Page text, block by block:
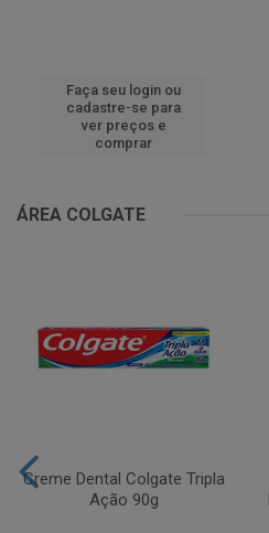
Faça seu login ou
cadastre-se para
ver preços e
comprar
ÁREA COLGATE
Creme Dental Colgate Tripla
Ação 90g